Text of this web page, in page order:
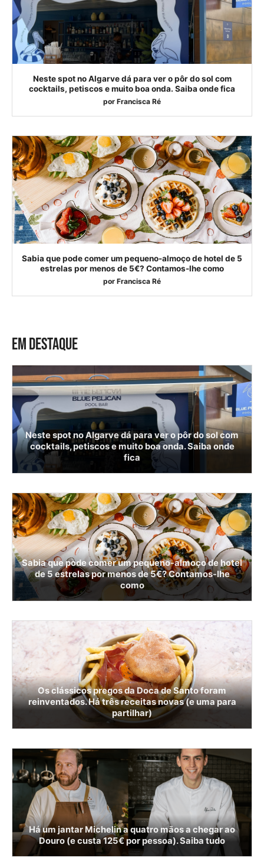
Neste spot no Algarve dá para ver o pôr do sol com
cocktails, petiscos e muito boa onda. Saiba onde fica
por Francisca Ré
Sabia que pode comer um pequeno-almoço de hotel de 5
estrelas por menos de 5€? Contamos-lhe como
por Francisca Ré
EM DESTAQUE
Neste spot no Algarve dá para ver o pôr do sol com
cocktails, petiscos e muito boa onda. Saiba onde
fica
Sabia que pode comer um pequeno-almoço de hotel
de 5 estrelas por menos de 5€? Contamos-lhe
como
Os clássicos pregos da Doca de Santo foram
reinventados. Há três receitas novas (e uma para
partilhar)
Há um jantar Michelin a quatro mãos a chegar ao
Douro (e custa 125€ por pessoa). Saiba tudo